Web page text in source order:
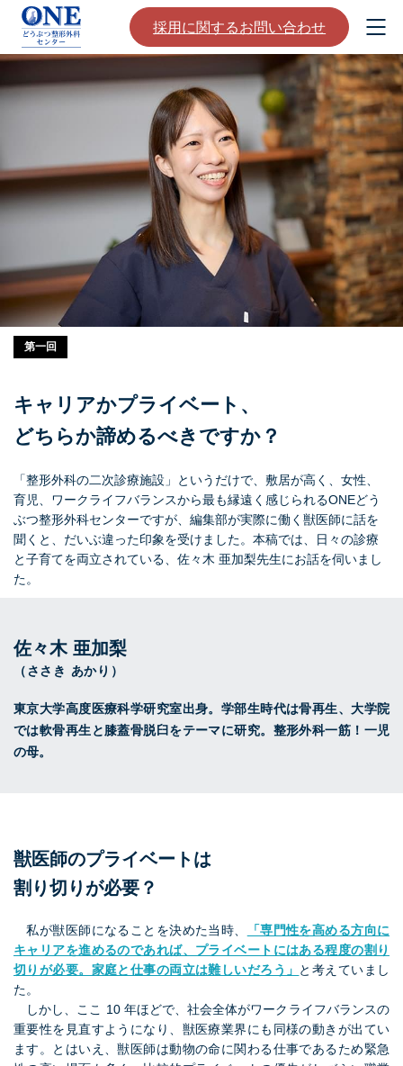
採用に関するお問い合わせ
第一回
キャリアかプライベート、
どちらか諦めるべきですか？
「整形外科の二次診療施設」というだけで、敷居が高く、女性、
育児、ワークライフバランスから最も縁遠く感じられるONEどう
ぶつ整形外科センターですが、編集部が実際に働く獣医師に話を
聞くと、だいぶ違った印象を受けました。本稿では、日々の診療
と子育てを両立されている、佐々木 亜加梨先生にお話を伺いまし
た。
佐々木 亜加梨
（ささき あかり）
東京大学高度医療科学研究室出身。学部生時代は骨再生、大学院
では軟骨再生と膝蓋骨脱臼をテーマに研究。整形外科一筋！一児
の母。
獣医師のプライベートは
割り切りが必要？
私が獣医師になることを決めた当時、
「専門性を高める方向に
キャリアを進めるのであれば、プライベートにはある程度の割り
切りが必要。家庭と仕事の両立は難しいだろう」 と考えていまし
た。
しかし、ここ 10 年ほどで、社会全体がワークライフバランスの
重要性を見直すようになり、獣医療業界にも同様の動きが出てい
ます。とはいえ、獣医師は動物の命に関わる仕事であるため緊急